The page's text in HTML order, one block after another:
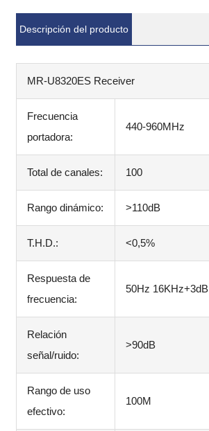
Descripción del producto
MR-U8320ES Receiver
Frecuencia
portadora:
440-960MHz
Total de canales: 100
Rango dinámico: >110dB
T.H.D.: <0,5%
Respuesta de
frecuencia:
50Hz 16KHz+3dB
Relación
señal/ruido:
>90dB
Rango de uso
efectivo:
100M